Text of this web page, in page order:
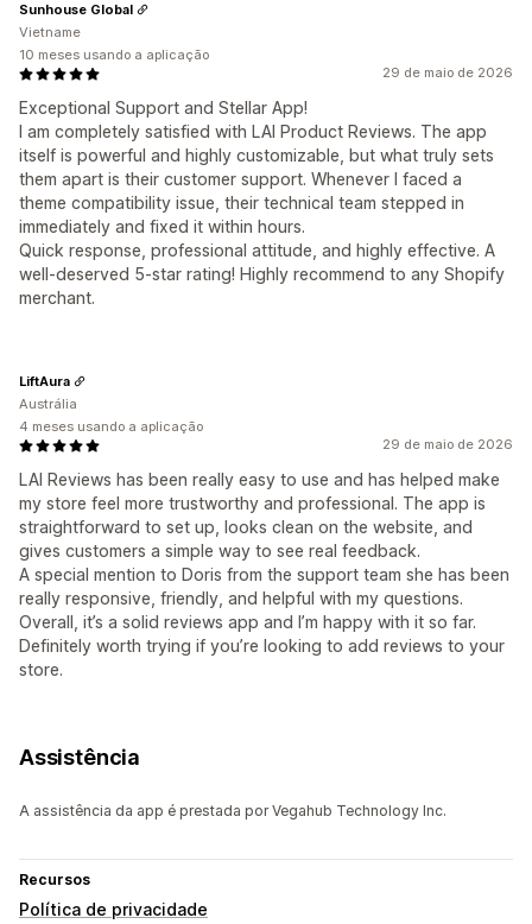
29 de maio de 2026
Exceptional Support and Stellar App!
I am completely satisfied with LAI Product Reviews. The app
itself is powerful and highly customizable, but what truly sets
them apart is their customer support. Whenever I faced a
theme compatibility issue, their technical team stepped in
immediately and fixed it within hours.
Quick response, professional attitude, and highly effective. A
well-deserved 5-star rating! Highly recommend to any Shopify
merchant.
Sunhouse Global
Vietname
10 meses usando a aplicação
29 de maio de 2026
LAI Reviews has been really easy to use and has helped make
my store feel more trustworthy and professional. The app is
straightforward to set up, looks clean on the website, and
gives customers a simple way to see real feedback.
A special mention to Doris from the support team she has been
really responsive, friendly, and helpful with my questions.
Overall, it’s a solid reviews app and I’m happy with it so far.
Definitely worth trying if you’re looking to add reviews to your
store.
LiftAura
Austrália
4 meses usando a aplicação
Assistência
A assistência da app é prestada por Vegahub Technology Inc.
Recursos
Política de privacidade